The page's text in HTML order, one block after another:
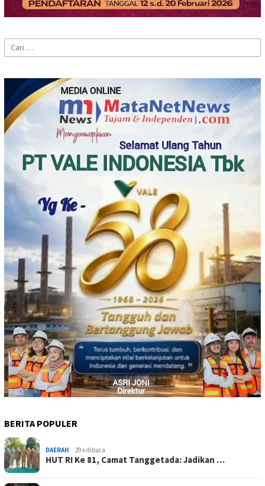
Cari
untuk:
BERITA POPULER
DAERAH 29 x dibaca
HUT RI Ke 81, Camat Tanggetada: Jadikan …